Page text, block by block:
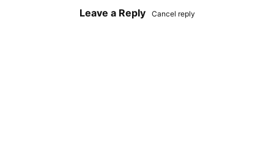
Leave a Reply Cancel reply